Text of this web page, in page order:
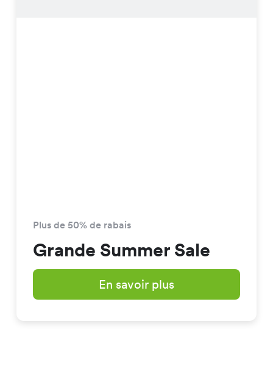
Plus de 50% de rabais
Grande Summer Sale
En savoir plus